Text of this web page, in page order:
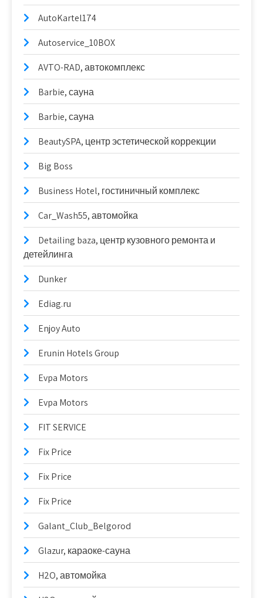
AutoKartel174
Autoservice_10BOX
AVTO-RAD, автокомплекс
Barbie, сауна
Barbie, сауна
BeautySPA, центр эстетической коррекции
Big Boss
Business Hotel, гостиничный комплекс
Car_Wash55, автомойка
Detailing baza, центр кузовного ремонта и
детейлинга
Dunker
Ediag.ru
Enjoy Auto
Erunin Hotels Group
Evpa Motors
Evpa Motors
FIT SERVICE
Fix Price
Fix Price
Fix Price
Galant_Club_Belgorod
Glazur, караоке-сауна
H2O, автомойка